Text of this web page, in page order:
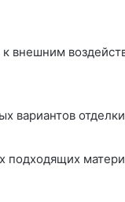
внешним
подходящих